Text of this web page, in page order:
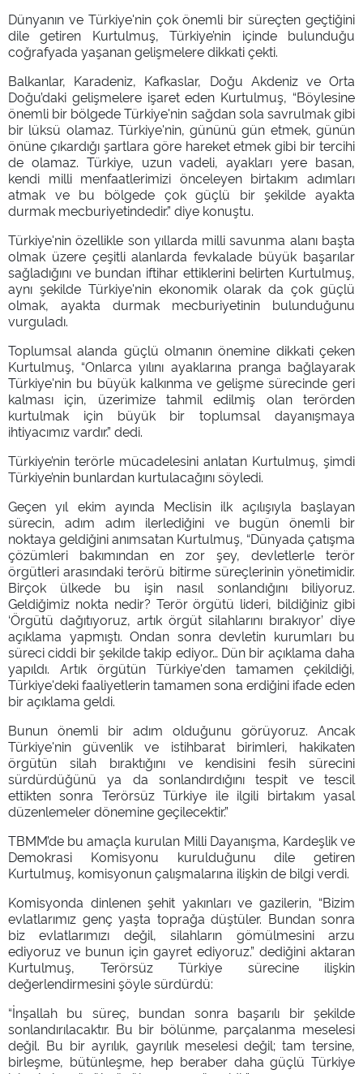
Dünyanın ve Türkiye'nin çok önemli bir süreçten geçtiğini
dile getiren Kurtulmuş, Türkiye’nin içinde bulunduğu
coğrafyada yaşanan gelişmelere dikkati çekti.
Balkanlar, Karadeniz, Kafkaslar, Doğu Akdeniz ve Orta
Doğu’daki gelişmelere işaret eden Kurtulmuş, “Böylesine
önemli bir bölgede Türkiye'nin sağdan sola savrulmak gibi
bir lüksü olamaz. Türkiye'nin, gününü gün etmek, günün
önüne çıkardığı şartlara göre hareket etmek gibi bir tercihi
de olamaz. Türkiye, uzun vadeli, ayakları yere basan,
kendi milli menfaatlerimizi önceleyen birtakım adımları
atmak ve bu bölgede çok güçlü bir şekilde ayakta
durmak mecburiyetindedir.” diye konuştu.
Türkiye'nin özellikle son yıllarda milli savunma alanı başta
olmak üzere çeşitli alanlarda fevkalade büyük başarılar
sağladığını ve bundan iftihar ettiklerini belirten Kurtulmuş,
aynı şekilde Türkiye'nin ekonomik olarak da çok güçlü
olmak, ayakta durmak mecburiyetinin bulunduğunu
vurguladı.
Toplumsal alanda güçlü olmanın önemine dikkati çeken
Kurtulmuş, “Onlarca yılını ayaklarına pranga bağlayarak
Türkiye'nin bu büyük kalkınma ve gelişme sürecinde geri
kalması için, üzerimize tahmil edilmiş olan terörden
kurtulmak için büyük bir toplumsal dayanışmaya
ihtiyacımız vardır.” dedi.
Türkiye’nin terörle mücadelesini anlatan Kurtulmuş, şimdi
Türkiye’nin bunlardan kurtulacağını söyledi.
Geçen yıl ekim ayında Meclisin ilk açılışıyla başlayan
sürecin, adım adım ilerlediğini ve bugün önemli bir
noktaya geldiğini anımsatan Kurtulmuş, “Dünyada çatışma
çözümleri bakımından en zor şey, devletlerle terör
örgütleri arasındaki terörü bitirme süreçlerinin yönetimidir.
Birçok ülkede bu işin nasıl sonlandığını biliyoruz.
Geldiğimiz nokta nedir? Terör örgütü lideri, bildiğiniz gibi
‘Örgütü dağıtıyoruz, artık örgüt silahlarını bırakıyor’ diye
açıklama yapmıştı. Ondan sonra devletin kurumları bu
süreci ciddi bir şekilde takip ediyor… Dün bir açıklama daha
yapıldı. Artık örgütün Türkiye'den tamamen çekildiği,
Türkiye'deki faaliyetlerin tamamen sona erdiğini ifade eden
bir açıklama geldi.
Bunun önemli bir adım olduğunu görüyoruz. Ancak
Türkiye'nin güvenlik ve istihbarat birimleri, hakikaten
örgütün silah bıraktığını ve kendisini fesih sürecini
sürdürdüğünü ya da sonlandırdığını tespit ve tescil
ettikten sonra Terörsüz Türkiye ile ilgili birtakım yasal
düzenlemeler dönemine geçilecektir.”
TBMM’de bu amaçla kurulan Milli Dayanışma, Kardeşlik ve
Demokrasi Komisyonu kurulduğunu dile getiren
Kurtulmuş, komisyonun çalışmalarına ilişkin de bilgi verdi.
Komisyonda dinlenen şehit yakınları ve gazilerin, “Bizim
evlatlarımız genç yaşta toprağa düştüler. Bundan sonra
biz evlatlarımızı değil, silahların gömülmesini arzu
ediyoruz ve bunun için gayret ediyoruz.” dediğini aktaran
Kurtulmuş, Terörsüz Türkiye sürecine ilişkin
değerlendirmesini şöyle sürdürdü:
“İnşallah bu süreç, bundan sonra başarılı bir şekilde
sonlandırılacaktır. Bu bir bölünme, parçalanma meselesi
değil. Bu bir ayrılık, gayrılık meselesi değil; tam tersine,
birleşme, bütünleşme, hep beraber daha güçlü Türkiye